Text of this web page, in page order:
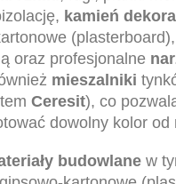
kamień
oraz profesjonalne
mieszalniki
Ceresit), co
dowolny kolor od
budowlane w
kartonowe